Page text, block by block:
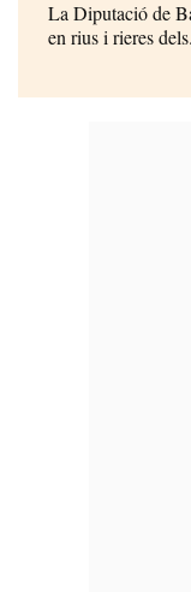
La Diputació de
en rius i rieres